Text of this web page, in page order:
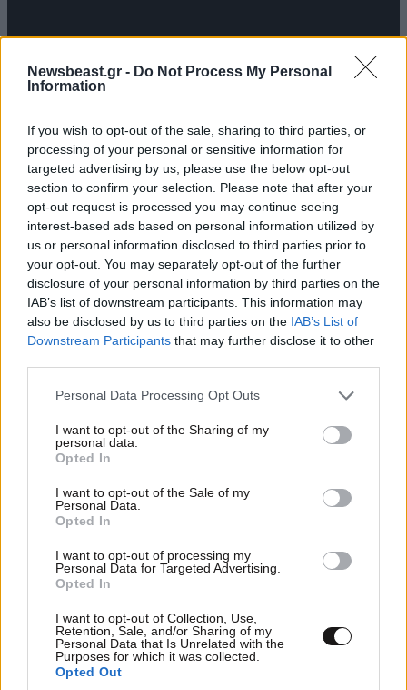
Newsbeast.gr - Do Not Process My Personal
Information
If you wish to opt-out of the sale, sharing to third parties, or
processing of your personal or sensitive information for
targeted advertising by us, please use the below opt-out
section to confirm your selection. Please note that after your
opt-out request is processed you may continue seeing
interest-based ads based on personal information utilized by
us or personal information disclosed to third parties prior to
your opt-out. You may separately opt-out of the further
disclosure of your personal information by third parties on the
IAB’s list of downstream participants. This information may
also be disclosed by us to third parties on the IAB’s List of
Downstream Participants that may further disclose it to other
Please note that this website/app uses one or more Google
not limited to your visit or usage behaviour. You may click to
grant or deny consent to Google and its third-party tags to
use your data for below specified purposes in below Google
consent section.
Personal Data Processing Opt Outs
I want to opt-out of the Sharing of my
personal data.
Opted In
I want to opt-out of the Sale of my
Personal Data.
Opted In
I want to opt-out of processing my
Personal Data for Targeted Advertising.
Opted In
I want to opt-out of Collection, Use,
Retention, Sale, and/or Sharing of my
Personal Data that Is Unrelated with the
Purposes for which it was collected.
Opted Out
Στη φυλακή 66χρονος στη Νέα Αγχίαλο –
Αυνανιζόταν μπροστά σε ανήλικη
Με 106 συσκευασίες κάνναβης σε προαύλιο
σχολείου στο Μαρούσι 35χρονος – Τα πέταξε
και το έβαλε στα πόδια μόλις είδε τη ΔΙ.ΑΣ.